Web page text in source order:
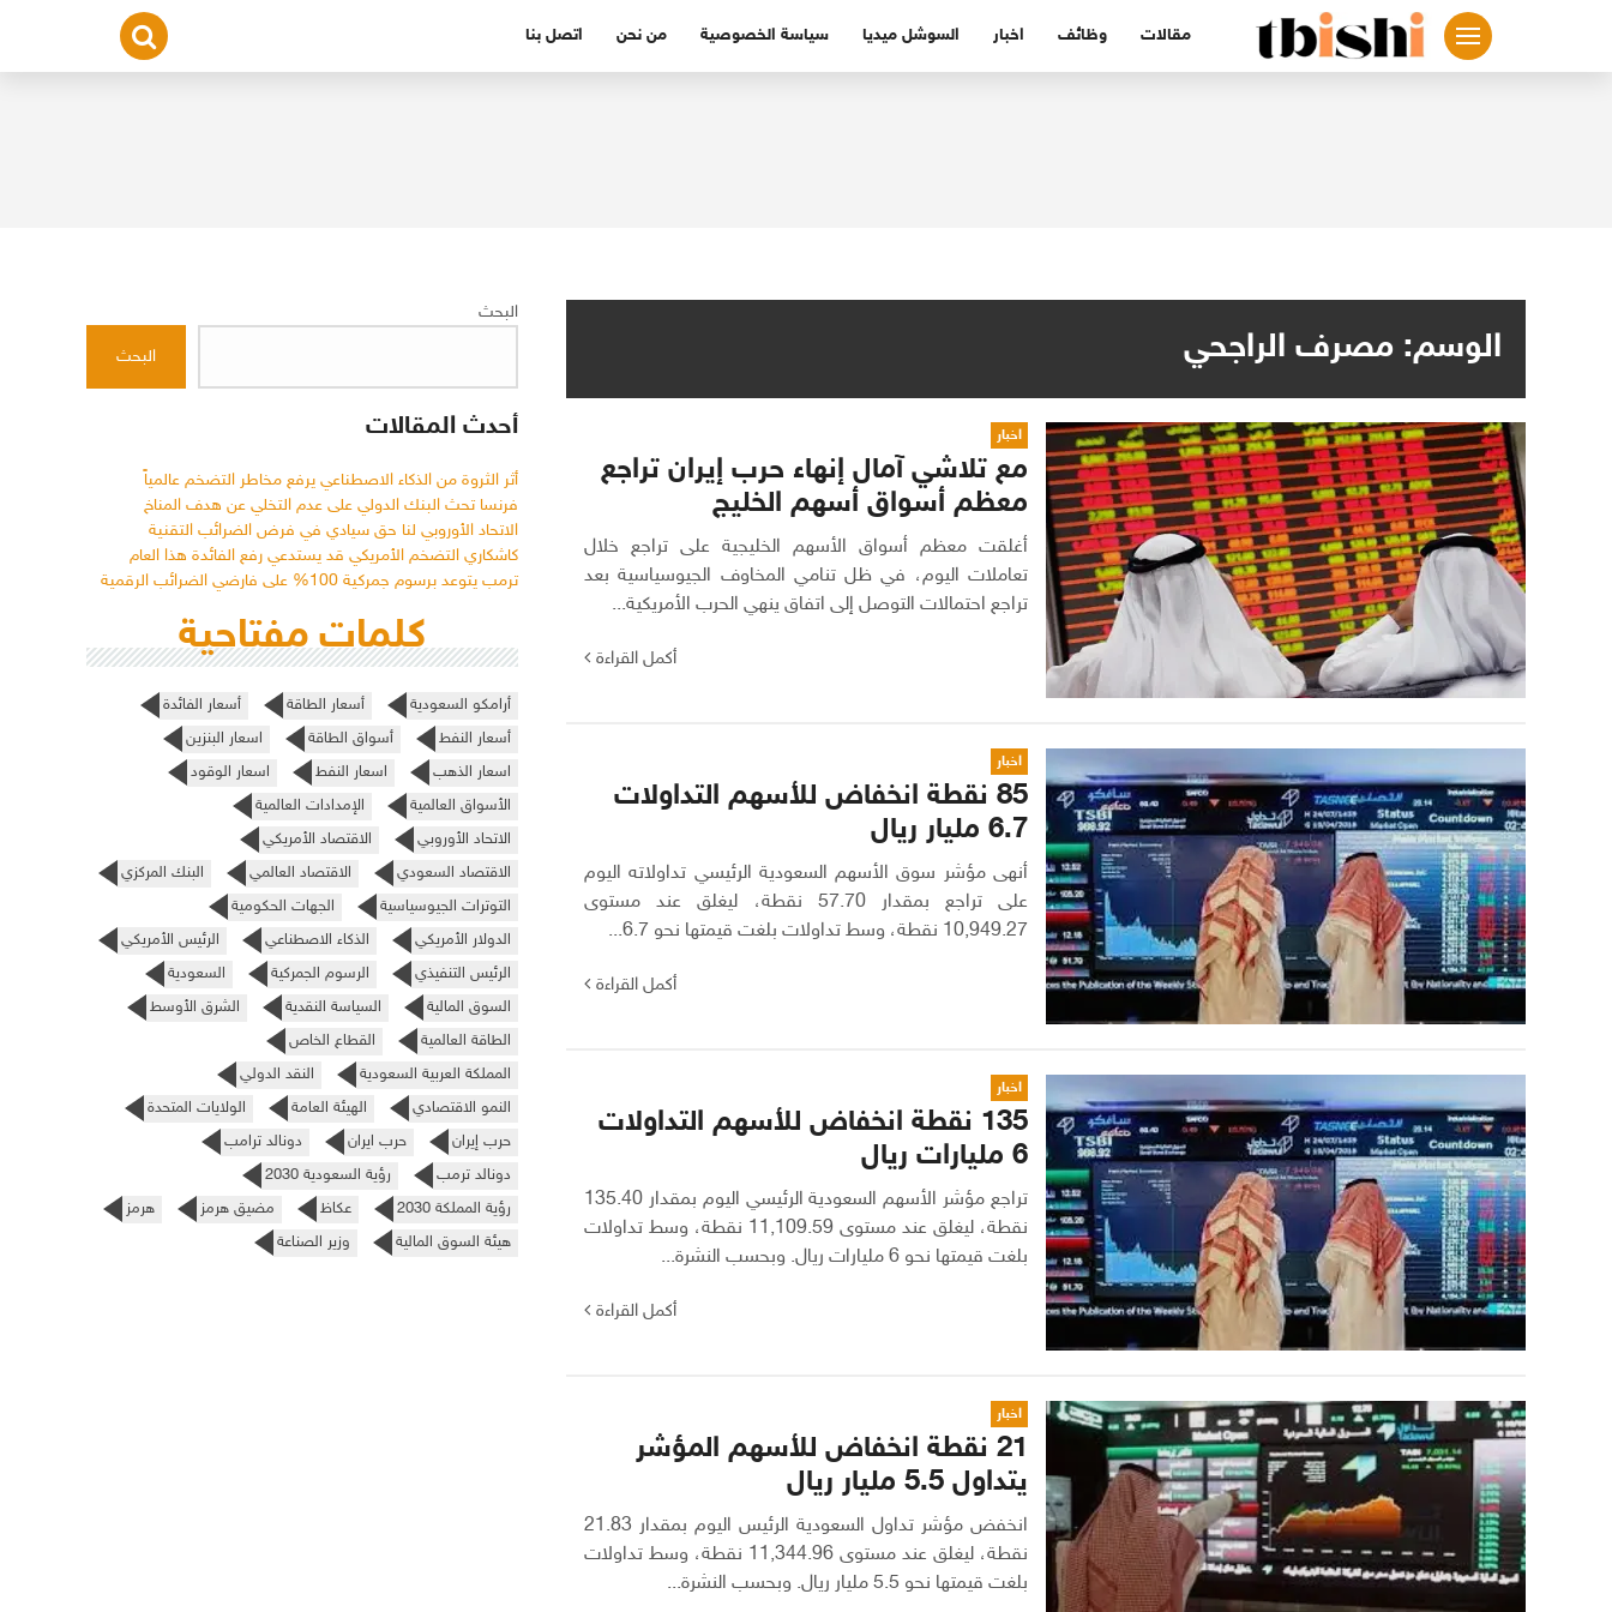
مقالات وظائف اخبار السوشل ميديا سياسة الخصوصية من نحن اتصل بنا
الوسم: مصرف الراجحي
اخبار
مع تلاشي آمال إنهاء حرب إيران تراجع
معظم أسواق أسهم الخليج
أغلقت معظم أسواق الأسهم الخليجية على تراجع خلال
تعاملات اليوم، في ظل تنامي المخاوف الجيوسياسية بعد
تراجع احتمالات التوصل إلى اتفاق ينهي الحرب الأمريكية...
أكمل القراءة
اخبار
85 نقطة انخفاض للأسهم التداولات
6.7 مليار ريال
أنهى مؤشر سوق الأسهم السعودية الرئيسي تداولاته اليوم
على تراجع بمقدار 57.70 نقطة، ليغلق عند مستوى
10,949.27 نقطة، وسط تداولات بلغت قيمتها نحو 6.7...
أكمل القراءة
اخبار
135 نقطة انخفاض للأسهم التداولات
6 مليارات ريال
تراجع مؤشر الأسهم السعودية الرئيسي اليوم بمقدار 135.40
نقطة، ليغلق عند مستوى 11,109.59 نقطة، وسط تداولات
بلغت قيمتها نحو 6 مليارات ريال. وبحسب النشرة...
أكمل القراءة
اخبار
21 نقطة انخفاض للأسهم المؤشر
يتداول 5.5 مليار ريال
انخفض مؤشر تداول السعودية الرئيس اليوم بمقدار 21.83
نقطة، ليغلق عند مستوى 11,344.96 نقطة، وسط تداولات
بلغت قيمتها نحو 5.5 مليار ريال. وبحسب النشرة...
البحث
البحث
أحدث المقالات
أثر الثروة من الذكاء الاصطناعي يرفع مخاطر التضخم عالمياً
فرنسا تحث البنك الدولي على عدم التخلي عن هدف المناخ
الاتحاد الأوروبي لنا حق سيادي في فرض الضرائب التقنية
كاشكاري التضخم الأمريكي قد يستدعي رفع الفائدة هذا العام
ترمب يتوعد برسوم جمركية 100% على فارضي الضرائب الرقمية
كلمات مفتاحية
أرامكو السعودية أسعار الطاقة
أسعار الفائدة
أسعار النفط
أسواق الطاقة
اسعار البنزين
اسعار الذهب
اسعار النفط
اسعار الوقود
الأسواق العالمية
الإمدادات العالمية
الاتحاد الأوروبي
الاقتصاد الأمريكي
الاقتصاد السعودي
الاقتصاد العالمي
البنك المركزي
التوترات الجيوسياسية
الجهات الحكومية
الدولار الأمريكي
الذكاء الاصطناعي
الرئيس الأمريكي
الرئيس التنفيذي
الرسوم الجمركية
السعودية
السوق المالية
السياسة النقدية
الشرق الأوسط
الطاقة العالمية
القطاع الخاص
المملكة العربية السعودية
النقد الدولي
النمو الاقتصادي
الهيئة العامة
الولايات المتحدة
حرب إيران
حرب ايران
دونالد ترامب
دونالد ترمب
رؤية السعودية 2030
رؤية المملكة 2030
عكاظ مضيق هرمز
هرمز
هيئة السوق المالية
وزير الصناعة